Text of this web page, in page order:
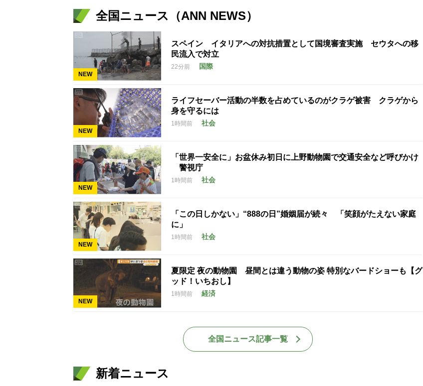
全国ニュース（ANN NEWS）
NEW
スペイン イタリアへの対抗措置として国境審査実施 セウタへの移
民流入で対立
22分前 国際
NEW
ライフセーバー活動の半数を占めているのがクラゲ被害 クラゲから
身を守るには
1時間前 社会
NEW
「世界一安全に」お盆休み初日に上野動物園で交通安全など呼びかけ
警視庁
1時間前 社会
NEW
「この日しかない」“888の日”婚姻届が続々 「笑顔がたえない家庭
に」
1時間前 社会
NEW
夏限定 夜の動物園 昼間とは違う動物の姿 特別なバードショーも【グ
ッド！いちおし】
1時間前 経済
全国ニュース記事一覧
新着ニュース